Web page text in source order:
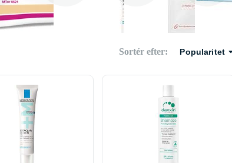
/
Psoriasis
/
Sortér efter: Popularitet